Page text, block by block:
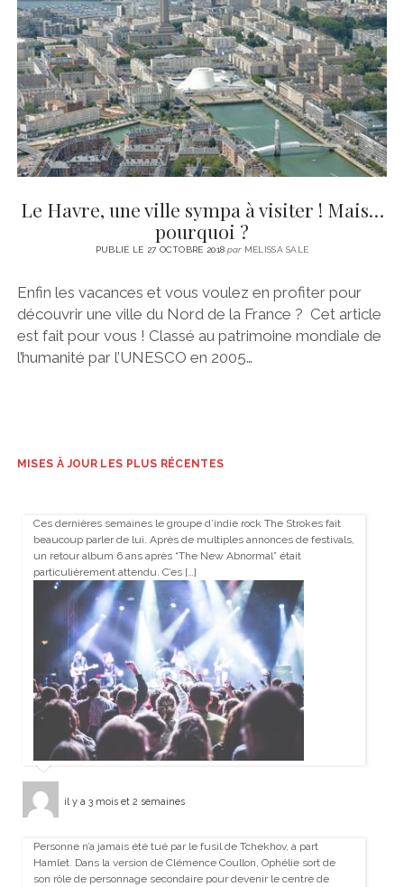
CINÉMA
LITTÉRATURE
ÉCONOMIE
SPORT
MÉDIAS
SANTÉ
instagram
emailemail-
form
Le Havre, une ville sympa à visiter ! Mais…
pourquoi ?
PUBLIÉ LE 27 OCTOBRE 2018parMELISSA SALE
Enfin les vacances et vous voulez en profiter pour
découvrir une ville du Nord de la France ? Cet article
est fait pour vous ! Classé au patrimoine mondiale de
l’humanité par l’UNESCO en 2005…
MISES À JOUR LES PLUS RÉCENTES
Ces dernières semaines le groupe d’indie rock The Strokes fait
beaucoup parler de lui. Après de multiples annonces de festivals,
un retour album 6 ans après “The New Abnormal” était
particulièrement attendu. C’es […]
il y a 3 mois et 2 semaines
Personne n’a jamais été tué par le fusil de Tchekhov, à part
Hamlet. Dans la version de Clémence Coullon, Ophélie sort de
son rôle de personnage secondaire pour devenir le centre de